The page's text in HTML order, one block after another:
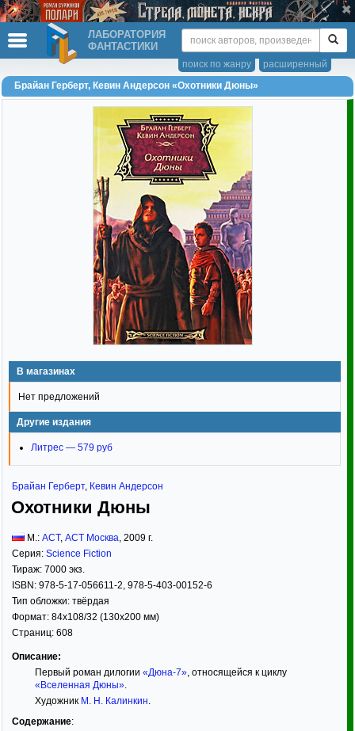
ЛАБОРАТОРИЯ
ФАНТАСТИКИ
расширенный
поиск по жанру
Брайан Герберт, Кевин Андерсон «Охотники Дюны»
В магазинах
Нет предложений
Другие издания
Литрес — 579 руб
Брайан Герберт, Кевин Андерсон
Охотники Дюны
М.: АСТ, АСТ Москва 2009 г.
Серия: Science Fiction
Тираж: 7000 экз.
ISBN: 978-5-17-056611-2, 978-5-403-00152-6
Тип обложки: твёрдая
Формат: 84x108/32 (130x200 мм)
Страниц: 608
Описание:
Первый роман дилогии «Дюна-7», относящейся к циклу
«Вселенная Дюны».
Художник М. Н. Калинкин
Содержание: